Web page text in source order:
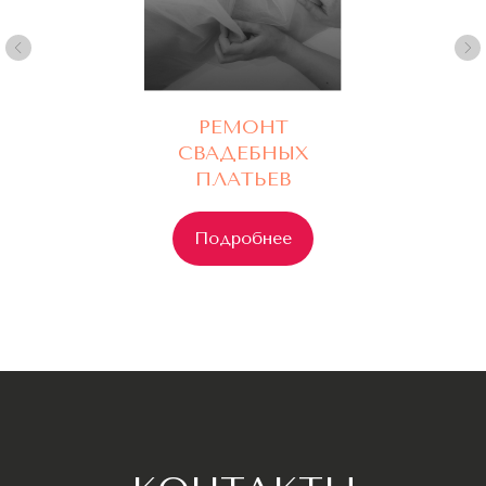
РЕМОНТ
СВАДЕБНЫХ
ПЛАТЬЕВ
Подробнее